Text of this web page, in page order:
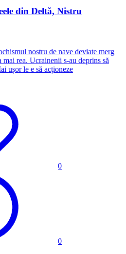
din Deltă, Nistru
nostru de nave deviate merg
mai rea. Ucrainenii s-au deprins să
ușor le e să acționeze
0
0